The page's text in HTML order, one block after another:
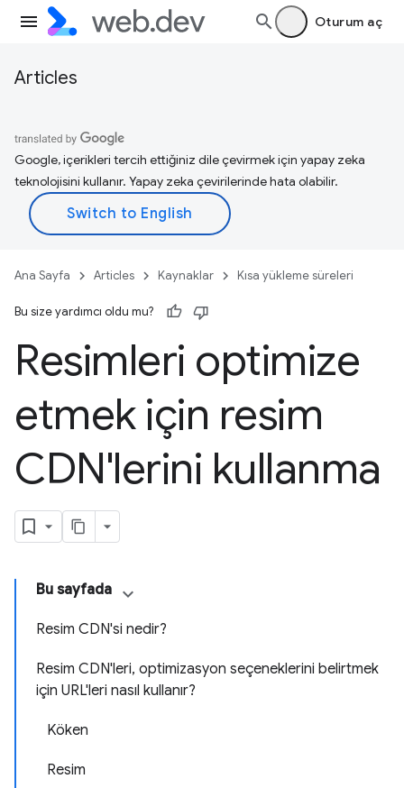
Oturum aç
Articles
Google, içerikleri tercih ettiğiniz dile çevirmek için yapay zeka
teknolojisini kullanır. Yapay zeka çevirilerinde hata olabilir.
Ana Sayfa Articles Kaynaklar Kısa yükleme süreleri
Bu size yardımcı oldu mu?
Resimleri optimize
etmek için resim
CDN'lerini kullanma
Bu sayfada
Resim CDN'si nedir?
Resim CDN'leri, optimizasyon seçeneklerini belirtmek
için URL'leri nasıl kullanır?
Köken
Resim